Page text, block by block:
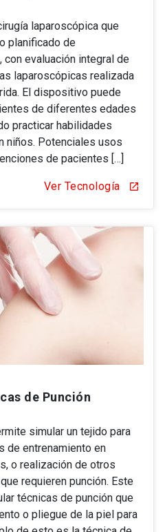
laparoscópica que
planificado de
con evaluación integral de
laparoscópicas realizada
El dispositivo puede
de diferentes edades
practicar habilidades
niños. Potenciales usos
de pacientes […]
Ver Tecnología open_in_new
de Punción
simular un tejido para
de entrenamiento en
o realización de otros
requieren punción. Este
técnicas de punción que
o pliegue de la piel para